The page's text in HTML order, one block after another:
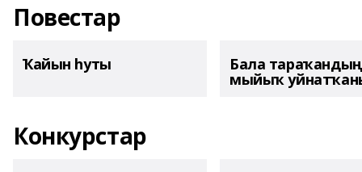
Повестар
Ҡайын һуты Бала тараҡандың
мыйыҡ
Конкурстар